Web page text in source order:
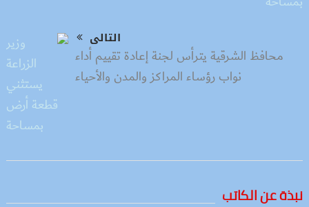
التالى
محافظ الشرقية يترأس لجنة إعادة تقييم أداء
نواب رؤساء المراكز والمدن والأحياء
نبذة عن الكاتب